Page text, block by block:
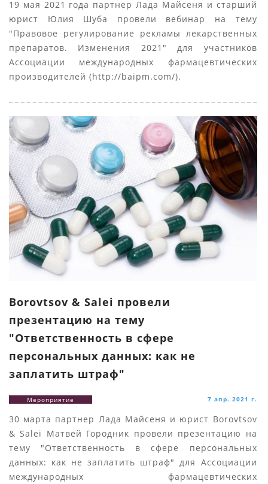
19 мая 2021 года партнер Лада Майсеня и старший
юрист Юлия Шуба провели вебинар на тему
"Правовое регулирование рекламы лекарственных
препаратов. Изменения 2021" для участников
Ассоциации международных фармацевтических
производителей (http://baipm.com/).
Borovtsov & Salei провели
презентацию на тему
"Ответственность в сфере
персональных данных: как не
заплатить штраф"
Мероприятие 7 апр. 2021 г.
30 марта партнер Лада Майсеня и юрист Borovtsov
& Salei Матвей Городник провели презентацию на
тему "Ответственность в сфере персональных
данных: как не заплатить штраф" для Ассоциации
международных фармацевтических